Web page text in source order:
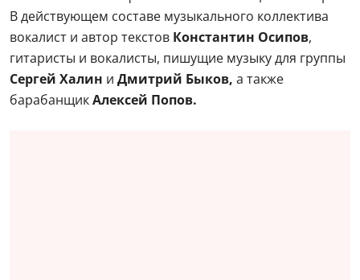
В действующем составе музыкального коллектива
вокалист и автор текстов Константин Осипов,
гитаристы и вокалисты, пишущие музыку для группы
Сергей Халин и Дмитрий Быков, а также
барабанщикАлексей Попов.